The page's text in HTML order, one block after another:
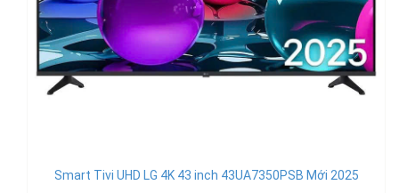
Smart Tivi UHD LG 4K 43 inch 43UA7350PSB Mới 2025